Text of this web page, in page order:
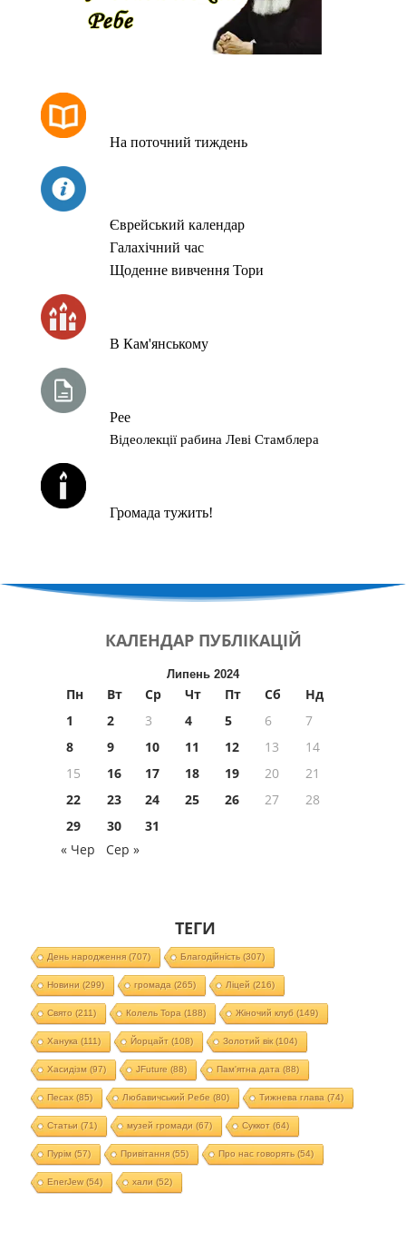
На поточний тиждень
Єврейський календар
Галахічний час
Щоденне вивчення Тори
В Кам'янському
Рее
Відеолекції рабина Леві Стамблера
Громада тужить!
КАЛЕНДАР ПУБЛІКАЦІЙ
Липень 2024
Пн Вт Ср Чт Пт Сб
Нд
1
2 3 4 5 6
7
8
9 10 11 12 13
14
15
16 17 18 19 20
21
22
23 24 25 26 27
28
29
30
31
« Чер
Сер »
ТЕГИ
День народження(707) Благодійність(307)
Новини (299) громада (265) Ліцей (216)
Свято (211) Колель Тора (188) Жіночий клуб (149)
Ханука (111) Йорцайт (108) Золотий вік(104)
Хасидізм (97) JFuture (88) Пам'ятна дата (88)
Песах(85) Любавичський Ребе (80) Тижнева глава (74)
Статьи (71) музей громади (67) Суккот (64)
Пурім (57) Привітання(55) Про нас говорять(54)
EnerJew(54) хали (52)